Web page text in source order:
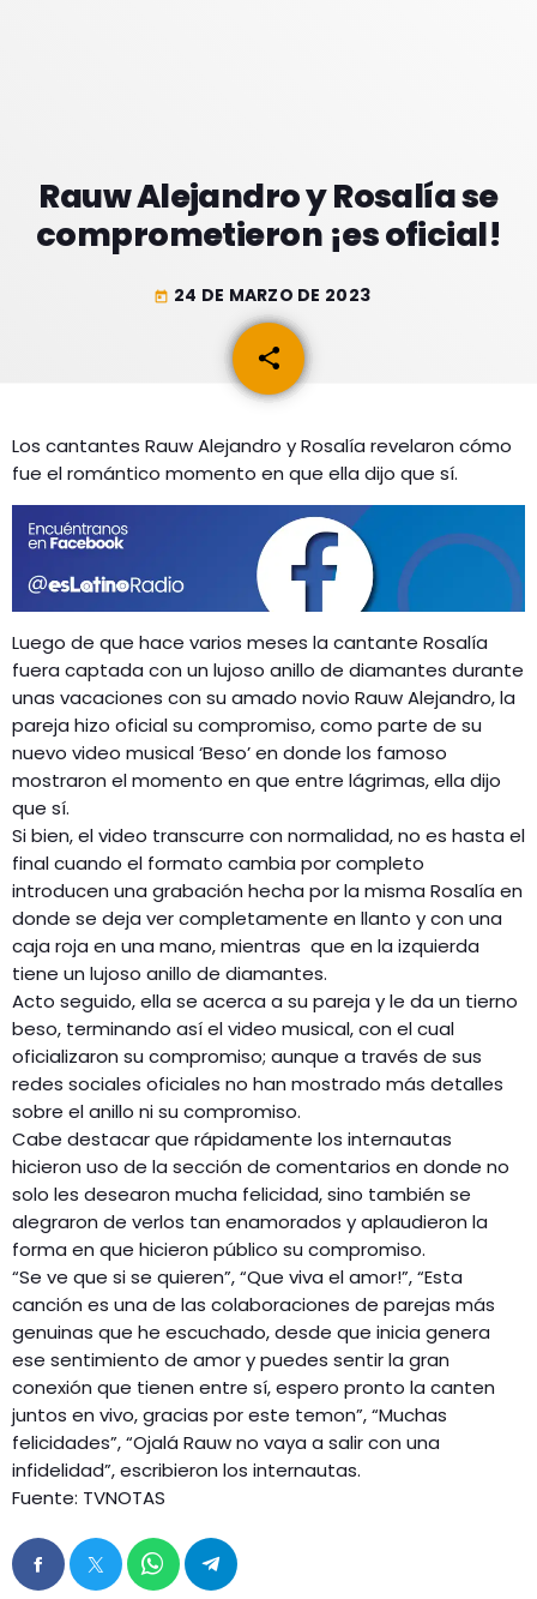
Rauw Alejandro y Rosalía se
comprometieron ¡es oficial!
today 24 DE MARZO DE 2023
share
email
Los cantantes Rauw Alejandro y Rosalía revelaron cómo
fue el romántico momento en que ella dijo que sí.
Luego de que hace varios meses la cantante Rosalía
fuera captada con un lujoso anillo de diamantes durante
unas vacaciones con su amado novio Rauw Alejandro, la
pareja hizo oficial su compromiso, como parte de su
nuevo video musical ‘Beso’ en donde los famoso
mostraron el momento en que entre lágrimas, ella dijo
que sí.
Si bien, el video transcurre con normalidad, no es hasta el
final cuando el formato cambia por completo
introducen una grabación hecha por la misma Rosalía en
donde se deja ver completamente en llanto y con una
caja roja en una mano, mientras que en la izquierda
tiene un lujoso anillo de diamantes.
Acto seguido, ella se acerca a su pareja y le da un tierno
beso, terminando así el video musical, con el cual
oficializaron su compromiso; aunque a través de sus
redes sociales oficiales no han mostrado más detalles
sobre el anillo ni su compromiso.
Cabe destacar que rápidamente los internautas
hicieron uso de la sección de comentarios en donde no
solo les desearon mucha felicidad, sino también se
alegraron de verlos tan enamorados y aplaudieron la
forma en que hicieron público su compromiso.
“Se ve que si se quieren”, “Que viva el amor!”, “Esta
canción es una de las colaboraciones de parejas más
genuinas que he escuchado, desde que inicia genera
ese sentimiento de amor y puedes sentir la gran
conexión que tienen entre sí, espero pronto la canten
juntos en vivo, gracias por este temon”, “Muchas
felicidades”, “Ojalá Rauw no vaya a salir con una
infidelidad”, escribieron los internautas.
Fuente: TVNOTAS